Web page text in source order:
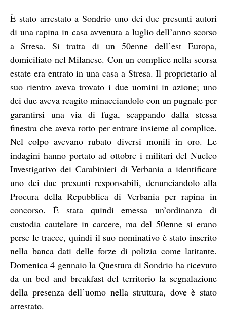
È stato arrestato a Sondrio uno dei due presunti autori
di una rapina in casa avvenuta a luglio dell’anno scorso
a Stresa. Si tratta di un 50enne dell’est Europa,
domiciliato nel Milanese. Con un complice nella scorsa
estate era entrato in una casa a Stresa. Il proprietario al
suo rientro aveva trovato i due uomini in azione; uno
dei due aveva reagito minacciandolo con un pugnale per
garantirsi una via di fuga, scappando dalla stessa
finestra che aveva rotto per entrare insieme al complice.
Nel colpo avevano rubato diversi monili in oro. Le
indagini hanno portato ad ottobre i militari del Nucleo
Investigativo dei Carabinieri di Verbania a identificare
uno dei due presunti responsabili, denunciandolo alla
Procura della Repubblica di Verbania per rapina in
concorso. È stata quindi emessa un’ordinanza di
custodia cautelare in carcere, ma del 50enne si erano
perse le tracce, quindi il suo nominativo è stato inserito
nella banca dati delle forze di polizia come latitante.
Domenica 4 gennaio la Questura di Sondrio ha ricevuto
da un bed and breakfast del territorio la segnalazione
della presenza dell’uomo nella struttura, dove è stato
arrestato.